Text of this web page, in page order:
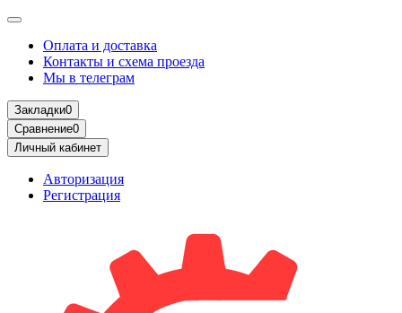
Оплата и доставка
Контакты и схема проезда
Мы в телеграм
Закладки0
Сравнение0
Личный кабинет
Авторизация
Регистрация